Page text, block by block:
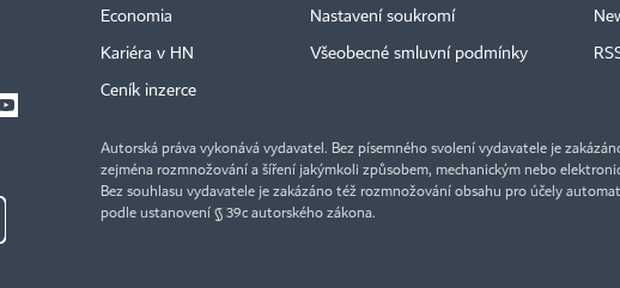
Economia
Kariéra v HN
Ceník inzerce
Nastavení soukromí
Všeobecné smluvní podmínky
Autorská práva vykonává vydavatel. Bez písemného svolení vydavatele je
zejména rozmnožování a šíření jakýmkoli způsobem, mechanickým nebo
Bez souhlasu vydavatele je zakázáno též rozmnožování obsahu pro účely
podle ustanovení § 39c autorského zákona.